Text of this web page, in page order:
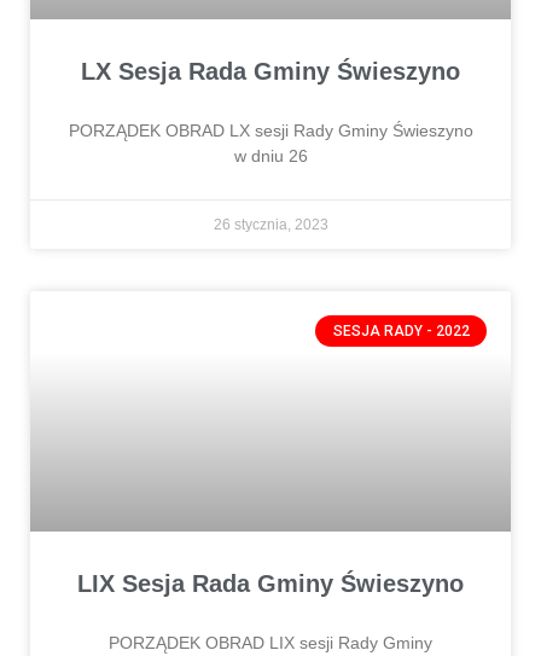
LX Sesja Rada Gminy Świeszyno
PORZĄDEK OBRAD LX sesji Rady Gminy Świeszyno
w dniu 26
26 stycznia, 2023
SESJA RADY - 2022
LIX Sesja Rada Gminy Świeszyno
PORZĄDEK OBRAD LIX sesji Rady Gminy